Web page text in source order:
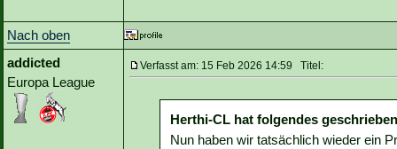
Nach oben
addicted
Europa League
Verfasst am: 15 Feb 2026 14:59 Titel:
Herthi-CL hat folgendes
Nun haben wir tatsächlich wieder ein